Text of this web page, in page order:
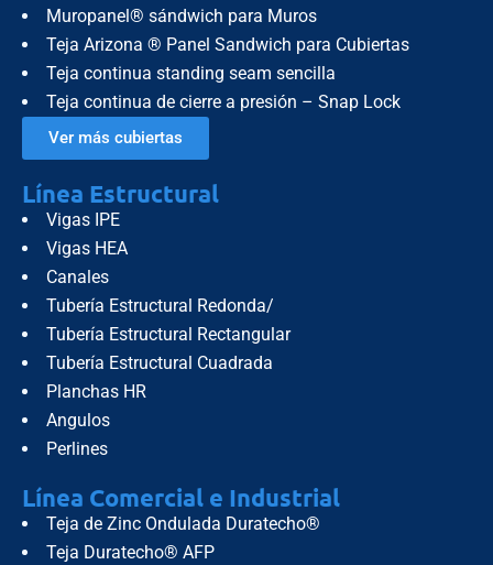
Muropanel® sándwich para Muros
Teja Arizona ® Panel Sandwich para Cubiertas
Teja continua standing seam sencilla
Teja continua de cierre a presión – Snap Lock
Ver más cubiertas
Línea Estructural
Vigas IPE
Vigas HEA
Canales
Tubería Estructural Redonda/
Tubería Estructural Rectangular
Tubería Estructural Cuadrada
Planchas HR
Angulos
Perlines
Línea Comercial e Industrial
Teja de Zinc Ondulada Duratecho®
Teja Duratecho® AFP